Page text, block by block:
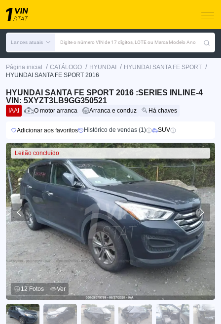
Lances atuais Digite o número VIN de 17 dígitos, LOTE ou Marca Modelo Ano
Página inicial / CATÁLOGO / HYUNDAI / HYUNDAI SANTA FE SPORT /
HYUNDAI SANTA FE SPORT 2016
HYUNDAI SANTA FE SPORT 2016 :SERIES INLINE-4
VIN: 5XYZT3LB9GG350521
IAAI O motor arranca Arranca e conduz Há chaves
Adicionar aos favoritos Histórico de vendas (1) SUV
Leilão concluído
12 Fotos Ver